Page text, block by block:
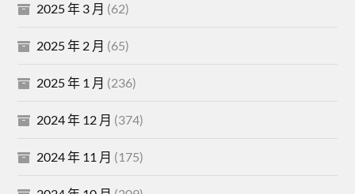
2025 年 3 月 (62)
2025 年 2 月 (65)
2025 年 1 月 (236)
2024 年 12 月 (374)
2024 年 11 月 (175)